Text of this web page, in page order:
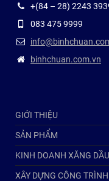
+(84 – 28) 2243
083 475 9999
binhchuan.com.vn
GIỚI THIỆU
SẢN PHẨM
KINH DOANH XĂNG DẦU
XÂY DỰNG CÔNG TRÌNH